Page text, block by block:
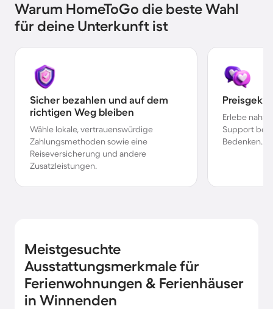
Warum HomeToGo die beste Wahl
für deine Unterkunft ist
Sicher bezahlen und auf dem
richtigen Weg bleiben
Wähle lokale, vertrauenswürdige
Zahlungsmethoden sowie eine
Reiseversicherung und andere
Zusatzleistungen.
Erlebe
Support bei
Bedenken.
Meistgesuchte
Ausstattungsmerkmale für
Ferienwohnungen & Ferienhäuser
in Winnenden